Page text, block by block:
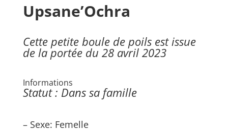
Upsane’Ochra
Cette petite boule de poils est issue
de la portée du 28 avril 2023
Informations
Statut : Dans sa famille
– Sexe: Femelle